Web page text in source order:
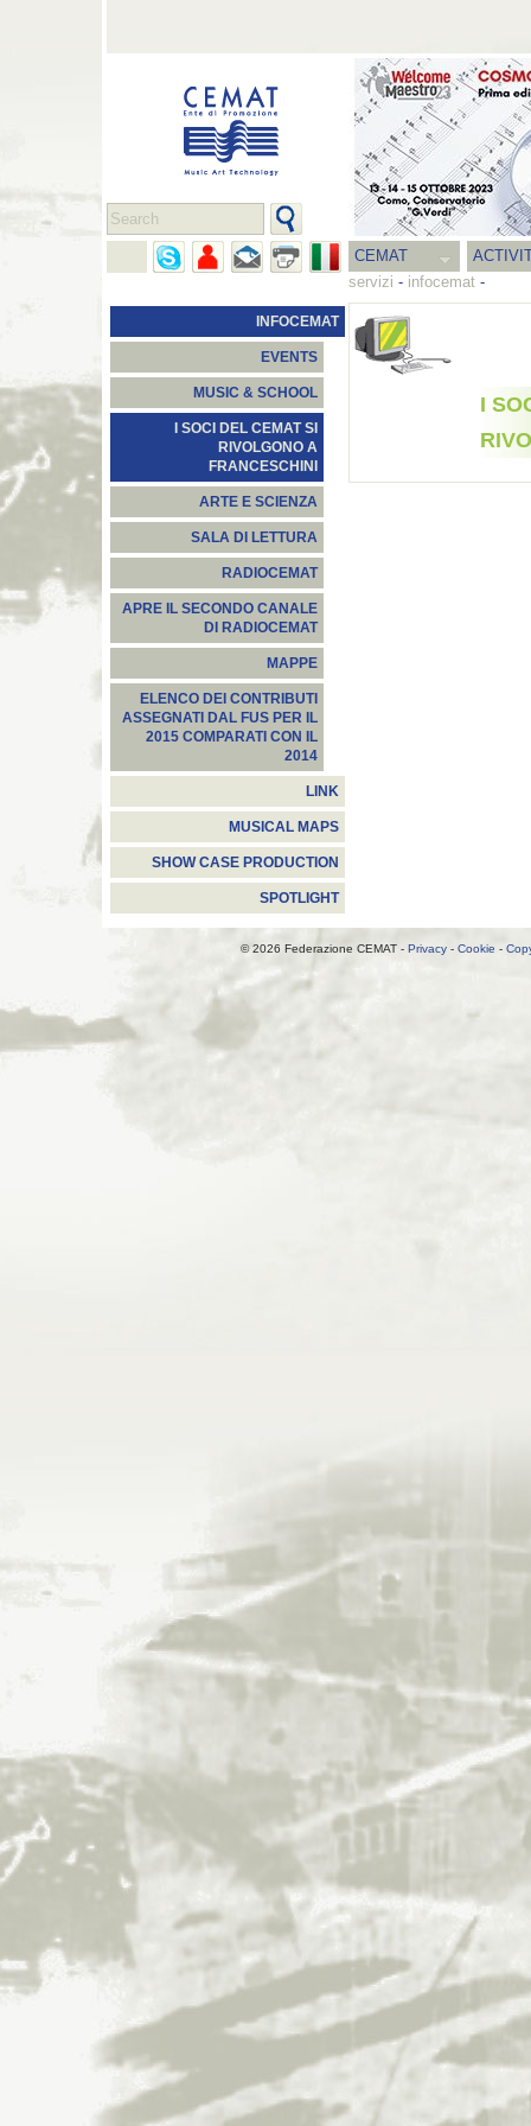
CEMAT
servizi - infocemat -
INFOCEMAT
EVENTS
MUSIC & SCHOOL
I SOCI DEL CEMAT SI
RIVOLGONO A
FRANCESCHINI
ARTE E SCIENZA
SALA DI LETTURA
RADIOCEMAT
APRE IL SECONDO CANALE
DI RADIOCEMAT
MAPPE
ELENCO DEI CONTRIBUTI
ASSEGNATI DAL FUS PER IL
2015 COMPARATI CON IL
2014
LINK
MUSICAL MAPS
SHOW CASE PRODUCTION
SPOTLIGHT
I
© 2026 Federazione CEMAT - Privacy - Cookie -